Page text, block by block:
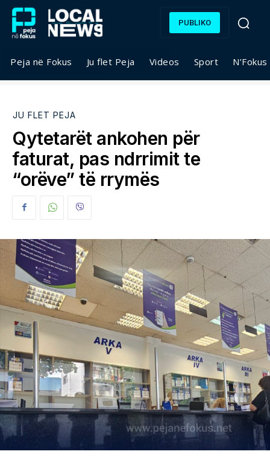
PUBLIKO
Peja në Fokus Ju flet Peja Videos Sport
JU FLET PEJA
Qytetarët ankohen për
faturat, pas ndrrimit te
“orëve” të rrymës